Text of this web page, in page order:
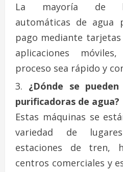
La mayoría de
automáticas de agua
pago mediante
aplicaciones
proceso sea rápido y
¿Dónde se
purificadoras de agua?
Estas máquinas se
variedad de
estaciones de tren,
centros comerciales y